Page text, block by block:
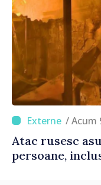
/
Atac rusesc
persoane,